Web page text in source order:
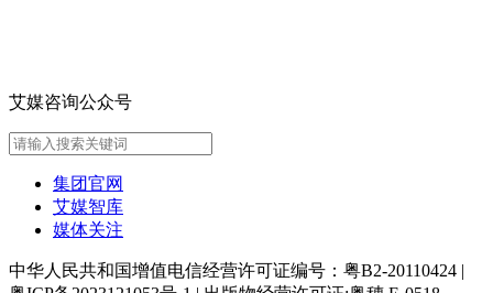
艾媒咨询公众号
集团官网
艾媒智库
媒体关注
中华人民共和国增值电信经营许可证编号：粤B2-20110424 |